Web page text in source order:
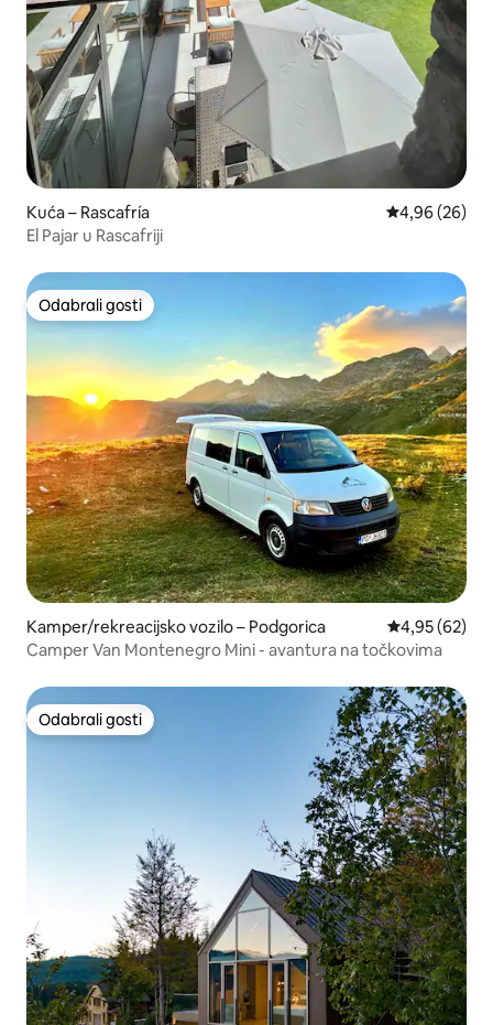
Kuća – Rascafría Prosječna
4,96 (26)
El Pajar u Rascafriji
Odabrali gosti
Odabrali gosti
Kamper/rekreacijsko vozilo – Podgorica Prosječna
4,95 (62)
Camper Van Montenegro Mini - avantura na točkovima
Odabrali gosti
Odabrali gosti